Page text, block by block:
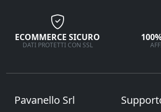
ECOMMERCE SICURO
DATI PROTETTI CON SSL
Pavanello Srl